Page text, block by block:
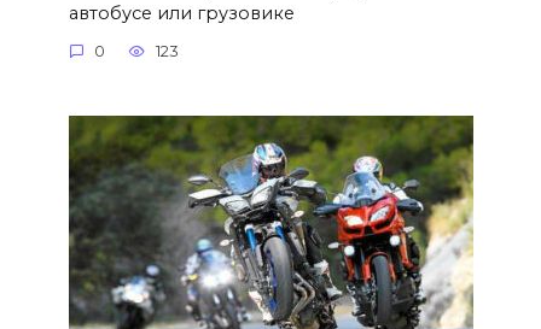
автобусе или грузовике
0 123